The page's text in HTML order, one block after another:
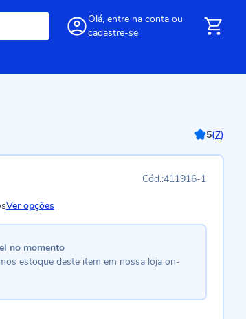
Olá, entre na conta ou
cadastre-se
5(7)
411916-1
Ver opções
no momento
estoque deste item em nossa loja on-